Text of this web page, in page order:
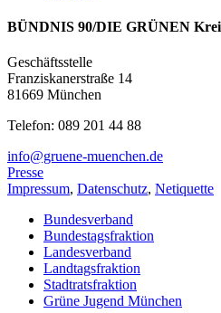
BÜNDNIS 90/DIE GRÜNEN
Geschäftsstelle
Franziskanerstraße 14
81669 München
Telefon: 089 201 44 88
info@gruene-muenchen.de
Presse
Impressum, Datenschutz, Netiquette
Bundesverband
Bundestagsfraktion
Landesverband
Landtagsfraktion
Stadtratsfraktion
Grüne Jugend München